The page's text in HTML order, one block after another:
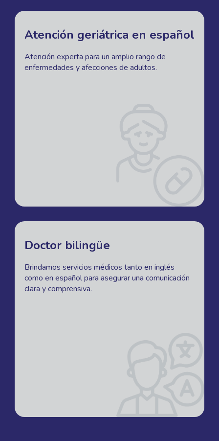
Atención geriátrica en español
Atención experta para un amplio rango de
enfermedades y afecciones de adultos.
Doctor bilingüe
Brindamos servicios médicos tanto en inglés
como en español para asegurar una comunicación
clara y comprensiva.